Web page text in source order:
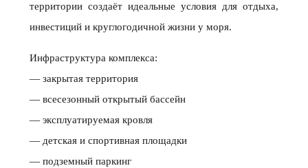
территории создаёт идеальные условия для отдыха,
инвестиций и круглогодичной жизни у моря.
Инфраструктура комплекса:
— закрытая территория
— всесезонный открытый бассейн
— эксплуатируемая кровля
— детская и спортивная площадки
— подземный паркинг